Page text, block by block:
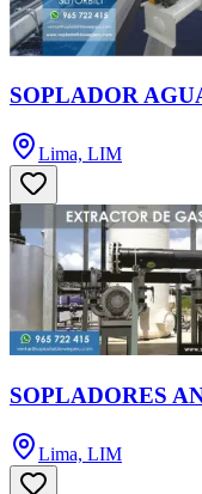
SOPLADOR
Lima, LIM
SOPLADORES
Lima, LIM